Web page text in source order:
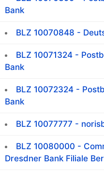
Bank
BLZ 10070848 -
BLZ 10071324 -
Bank
BLZ 10072324 -
Bank
BLZ 10077777 -
BLZ 10080000 -
Dresdner Bank Filiale